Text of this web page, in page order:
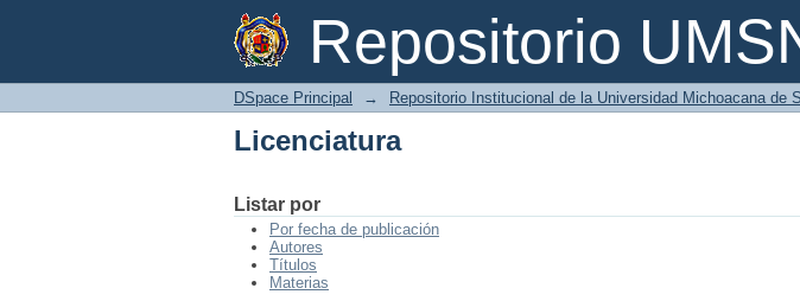
Repositorio
Licenciatura
DSpace Principal → Repositorio Institucional de la Universidad Michoacana de
Licenciatura
Listar por
Por fecha de publicación
Autores
Títulos
Materias